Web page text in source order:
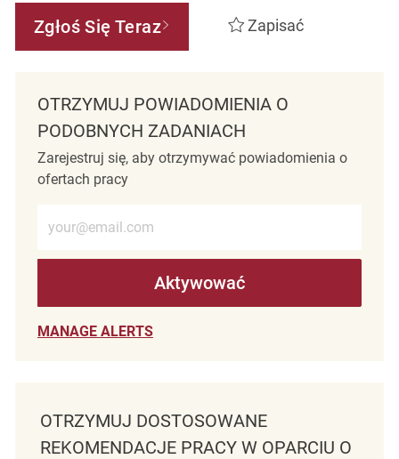
Zgłoś Się Teraz Zapisać
OTRZYMUJ POWIADOMIENIA O
PODOBNYCH ZADANIACH
Zarejestruj się, aby otrzymywać powiadomienia o
ofertach pracy
Aktywować
MANAGE ALERTS
OTRZYMUJ DOSTOSOWANE
REKOMENDACJE PRACY W OPARCIU O